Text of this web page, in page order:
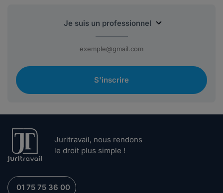
S'inscrire
Juritravail, nous rendons
le droit plus simple !
01 75 75 36 00